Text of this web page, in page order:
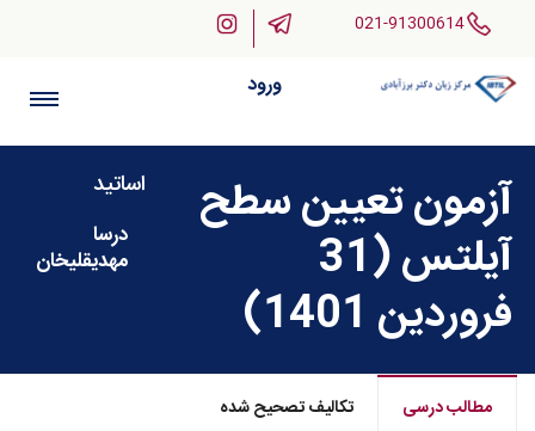
021-91300614
ورود
آزمون تعیین سطح
آیلتس (31
فروردین 1401)
اساتید
درسا
مهدیقلیخان
مطالب درسی تکالیف تصحیح شده